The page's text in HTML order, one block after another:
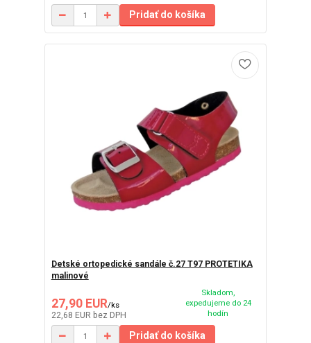
Pridať do košíka
Detské ortopedické sandále č.27 T97 PROTETIKA
malinové
27,90 EUR/ks
22,68 EUR bez DPH
Skladom,
expedujeme do 24
hodín
Pridať do košíka